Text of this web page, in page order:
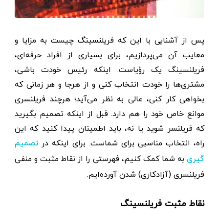
پس از آشنایی با این که فریلنسینگ چیست به مزایا و
معایب آن می‌پردازیم، برای بسیاری از افراد حرفه‌ای،
فریلنسینگ یک رؤیاست. اینکه رئیس خودت باشی،
مشتری‌ها را خودت انتخاب کنی و از هرجا و هر زمانی که
بخواهی کار کنی، عالی به نظر می‌آید؛ هرچند فریلنسری
موانع خاص خود را هم دارد. قبل از اینکه تصمیم بگیرید
که فریلنسر شوید یا نه، باید اطمینان پیدا کنید که این
راه، انتخاب مناسبی برای شماست. برای اینکه در تصمیم
گیری به شما کمک کنیم، فهرستی را از نقاط مثبت و منفی
فریلنسری (آزادکاری) شدن آورده‌ایم.
نقاط مثبت فریلنسینگ